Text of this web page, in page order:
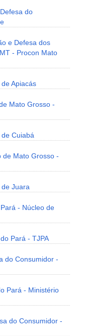
do
e Defesa dos
- Procon Mato
Apiacás
Mato Grosso -
Cuiabá
de Mato Grosso -
Juara
- Núcleo de
Pará - TJPA
do Consumidor -
Pará - Ministério
do Consumidor -